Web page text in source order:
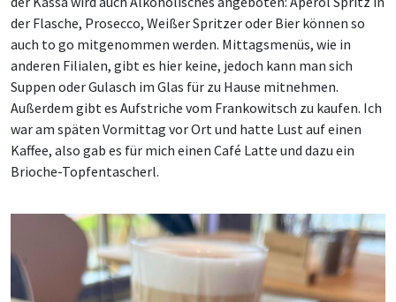
der Flasche, Prosecco, Weißer Spritzer oder Bier können so
auch to go mitgenommen werden. Mittagsmenüs, wie in
anderen Filialen, gibt es hier keine, jedoch kann man sich
Suppen oder Gulasch im Glas für zu Hause mitnehmen.
Außerdem gibt es Aufstriche vom Frankowitsch zu kaufen. Ich
war am späten Vormittag vor Ort und hatte Lust auf einen
Kaffee, also gab es für mich einen Café Latte und dazu ein
Brioche-Topfentascherl.